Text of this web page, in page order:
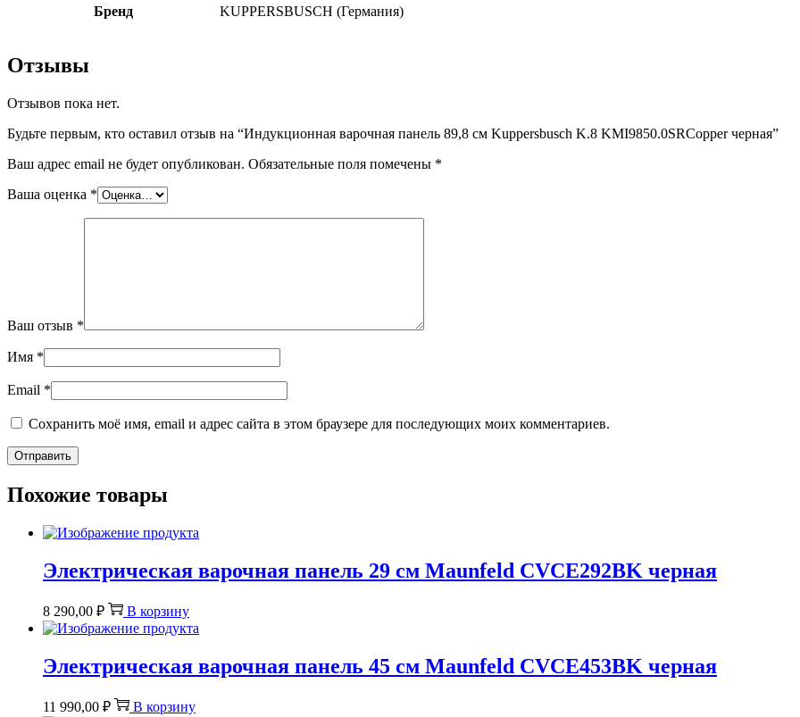
Бренд KUPPERSBUSCH (Германия)
Отзывы
Отзывов пока нет.
Будьте первым, кто оставил отзыв на “Индукционная варочная панель 89,8 см Kuppersbusch K.8 KMI9850.0SRCopper черная”
Ваш адрес email не будет опубликован. Обязательные поля помечены *
Ваша оценка *
Ваш отзыв *
Имя *
Email *
Сохранить моё имя, email и адрес сайта в этом браузере для последующих моих комментариев.
Похожие товары
Электрическая варочная панель 29 см Maunfeld CVCE292BK черная
8 290,00 ₽ В корзину
Электрическая варочная панель 45 см Maunfeld CVCE453BK черная
11 990,00 ₽ В корзину